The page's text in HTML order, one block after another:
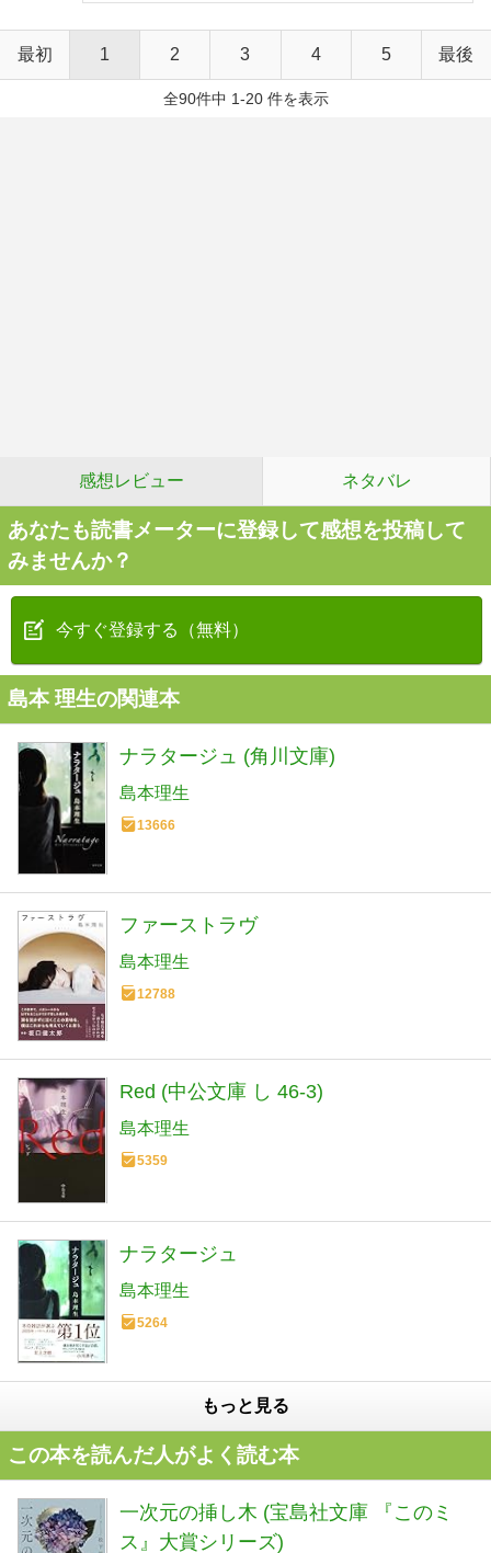
最初 1 2 3 4 5 最後
全90件中 1-20 件を表示
感想レビュー ネタバレ
あなたも読書メーターに登録して感想を投稿して
みませんか？
今すぐ登録する（無料）
島本 理生の関連本
ナラタージュ (角川文庫)
島本理生
13666
ファーストラヴ
島本理生
12788
Red (中公文庫 し 46-3)
島本理生
5359
ナラタージュ
島本理生
5264
もっと見る
この本を読んだ人がよく読む本
一次元の挿し木 (宝島社文庫 『このミ
ス』大賞シリーズ)